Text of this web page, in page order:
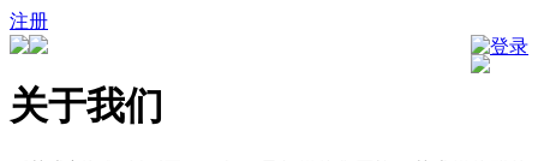
注册
登录
关于我们